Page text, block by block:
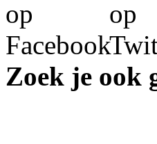
Zoek je ook